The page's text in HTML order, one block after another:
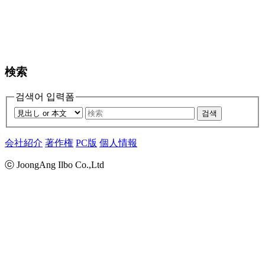
検索
검색어 입력폼
검색
会社紹介 著作権 PC版 個人情報
ⓒ JoongAng Ilbo Co.,Ltd